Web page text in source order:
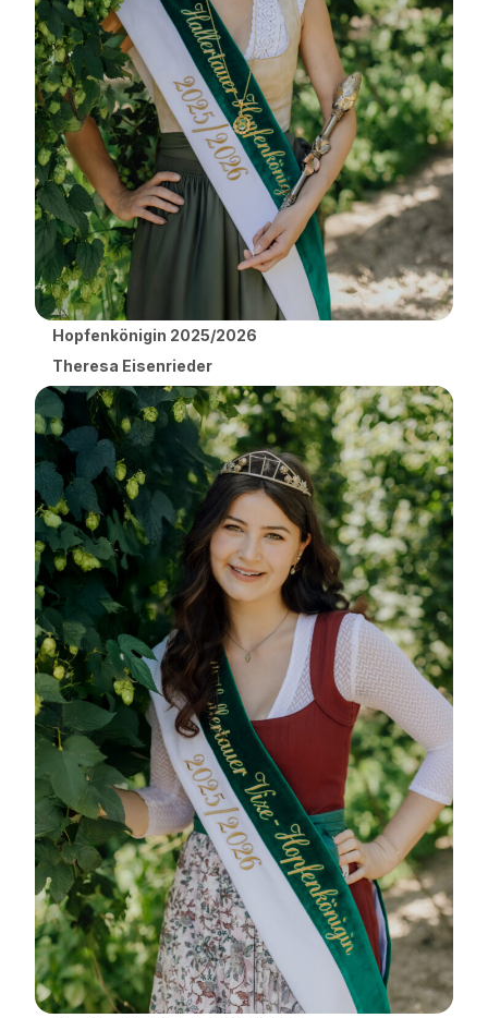
Hopfenkönigin 2025/2026
Theresa Eisenrieder